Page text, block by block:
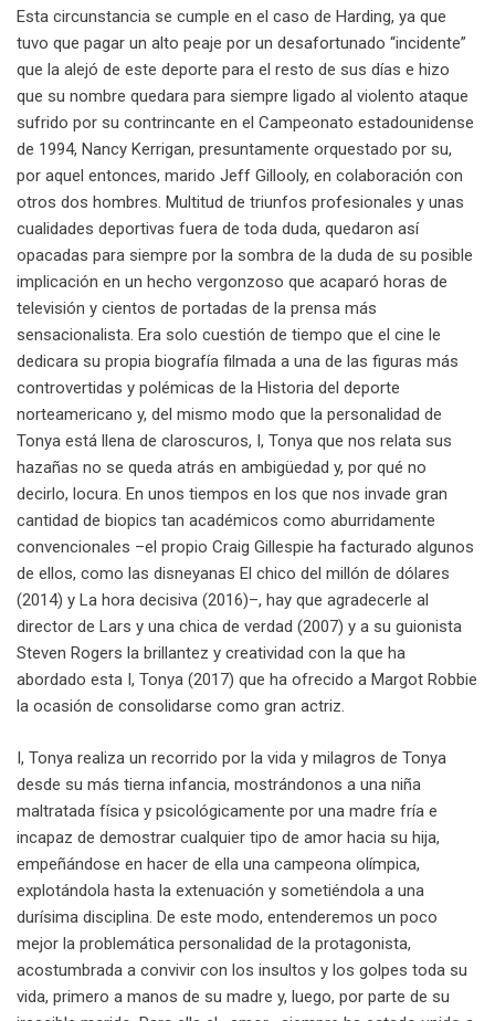
Esta circunstancia se cumple en el caso de Harding, ya que
tuvo que pagar un alto peaje por un desafortunado “incidente”
que la alejó de este deporte para el resto de sus días e hizo
que su nombre quedara para siempre ligado al violento ataque
sufrido por su contrincante en el Campeonato estadounidense
de 1994, Nancy Kerrigan, presuntamente orquestado por su,
por aquel entonces, marido Jeff Gillooly, en colaboración con
otros dos hombres. Multitud de triunfos profesionales y unas
cualidades deportivas fuera de toda duda, quedaron así
opacadas para siempre por la sombra de la duda de su posible
implicación en un hecho vergonzoso que acaparó horas de
televisión y cientos de portadas de la prensa más
sensacionalista. Era solo cuestión de tiempo que el cine le
dedicara su propia biografía filmada a una de las figuras más
controvertidas y polémicas de la Historia del deporte
norteamericano y, del mismo modo que la personalidad de
Tonya está llena de claroscuros, I, Tonya que nos relata sus
hazañas no se queda atrás en ambigüedad y, por qué no
decirlo, locura. En unos tiempos en los que nos invade gran
cantidad de biopics tan académicos como aburridamente
convencionales –el propio Craig Gillespie ha facturado algunos
de ellos, como las disneyanas El chico del millón de dólares
(2014) y La hora decisiva (2016)–, hay que agradecerle al
director de Lars y una chica de verdad (2007) y a su guionista
Steven Rogers la brillantez y creatividad con la que ha
abordado esta I, Tonya (2017) que ha ofrecido a Margot Robbie
la ocasión de consolidarse como gran actriz.
I, Tonya realiza un recorrido por la vida y milagros de Tonya
desde su más tierna infancia, mostrándonos a una niña
maltratada física y psicológicamente por una madre fría e
incapaz de demostrar cualquier tipo de amor hacia su hija,
empeñándose en hacer de ella una campeona olímpica,
explotándola hasta la extenuación y sometiéndola a una
durísima disciplina. De este modo, entenderemos un poco
mejor la problemática personalidad de la protagonista,
acostumbrada a convivir con los insultos y los golpes toda su
vida, primero a manos de su madre y, luego, por parte de su